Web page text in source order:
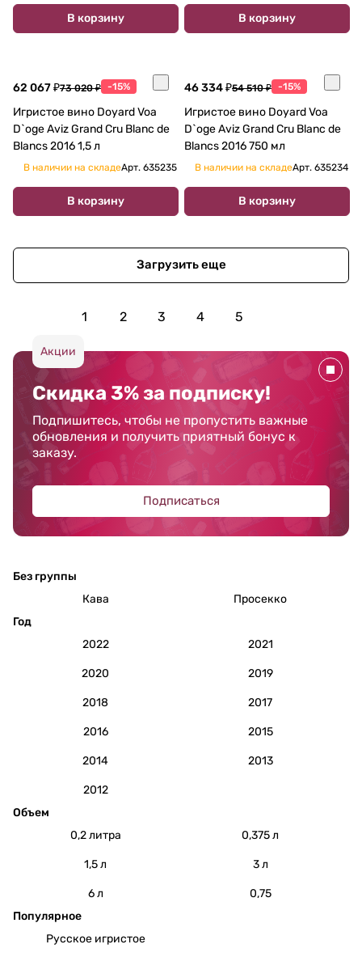
В корзину В корзину
62 067 ₽73 020 ₽ -15%
Игристое вино Doyard Voa
D`oge Aviz Grand Cru Blanc de
Blancs 2016 1,5 л
В наличии на складеАрт. 635235
В корзину
46 334 ₽54 510 ₽ -15%
Игристое вино Doyard Voa
D`oge Aviz Grand Cru Blanc de
Blancs 2016 750 мл
В наличии на складеАрт. 635234
В корзину
Загрузить еще
1 2 3 4 5
Акции
Скидка 3% за подписку!
Подпишитесь, чтобы не пропустить важные
обновления и получить приятный бонус к
заказу.
Подписаться
Без группы
Кава
Просекко
Год
2022
2021
2020 2019
2018 2017
2016 2015
2014 2013
2012
Объем
0,2 литра
0,375 л
1,5 л 3 л
6 л
0,75
Популярное
Русское игристое